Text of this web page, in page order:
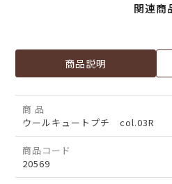
関連商
商品説明
商 品
ウールキュートプチ col.03R
商品コード
20569